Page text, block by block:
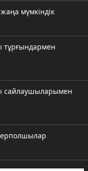
мүмкіндік
тұрғындармен
сайлаушыларымен